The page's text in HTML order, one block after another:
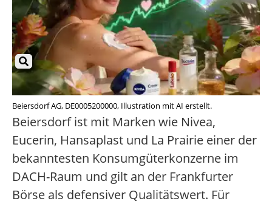
Beiersdorf AG, DE0005200000, Illustration mit AI erstellt.
Beiersdorf ist mit Marken wie Nivea,
Eucerin, Hansaplast und La Prairie einer der
bekanntesten Konsumgüterkonzerne im
DACH-Raum und gilt an der Frankfurter
Börse als defensiver Qualitätswert. Für